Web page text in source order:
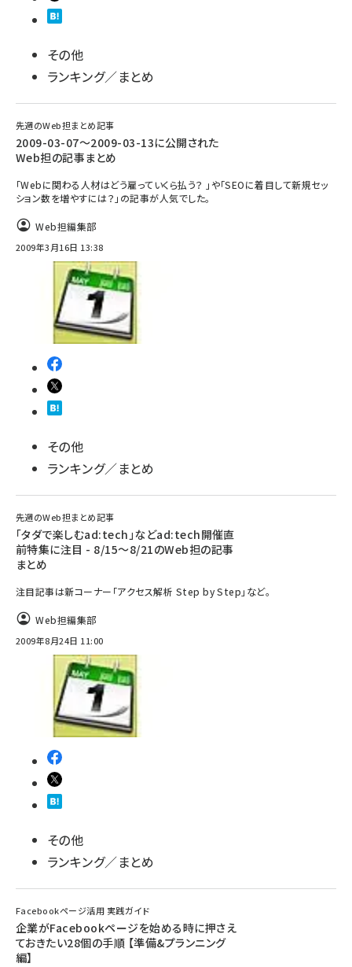
その他
ランキング／まとめ
先週のWeb担まとめ記事
2009-03-07～2009-03-13に公開された
Web担の記事まとめ
「Webに関わる人材はどう雇っていくら払う？ 」や「SEOに着目して新規セッ
ション数を増やすには？」の記事が人気でした。
Web担編集部
2009年3月16日 13:38
その他
ランキング／まとめ
先週のWeb担まとめ記事
「タダで楽しむad:tech」などad:tech開催直
前特集に注目 - 8/15～8/21のWeb担の記事
まとめ
注目記事は新コーナー「アクセス解析 Step by Step」など。
Web担編集部
2009年8月24日 11:00
その他
ランキング／まとめ
Facebookページ活用 実践ガイド
企業がFacebookページを始める時に押さえ
ておきたい28個の手順 【準備&プランニング
編】